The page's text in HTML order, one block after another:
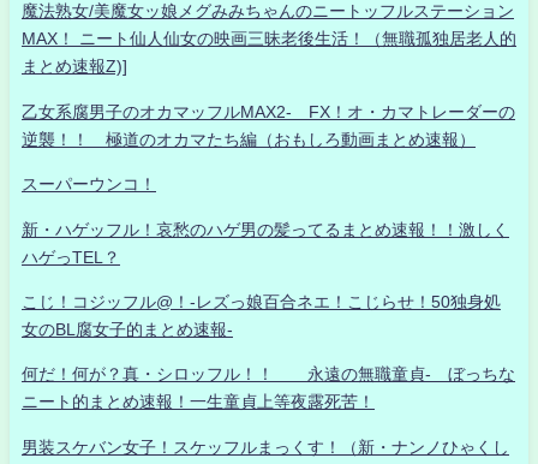
魔法熟女/美魔女ッ娘メグみみちゃんのニートッフルステーション
MAX！ ニート仙人仙女の映画三昧老後生活！（無職孤独居老人的
まとめ速報Z)]
乙女系腐男子のオカマッフルMAX2- FX！オ・カマトレーダーの
逆襲！！ 極道のオカマたち編（おもしろ動画まとめ速報）
スーパーウンコ！
新・ハゲッフル！哀愁のハゲ男の髪ってるまとめ速報！！激しく
ハゲっTEL？
こじ！コジッフル@！-レズっ娘百合ネエ！こじらせ！50独身処
女のBL腐女子的まとめ速報-
何だ！何が？真・シロッフル！！ 永遠の無職童貞- ぼっちな
ニート的まとめ速報！一生童貞上等夜露死苦！
男装スケバン女子！スケッフルまっくす！（新・ナンノひゃくし